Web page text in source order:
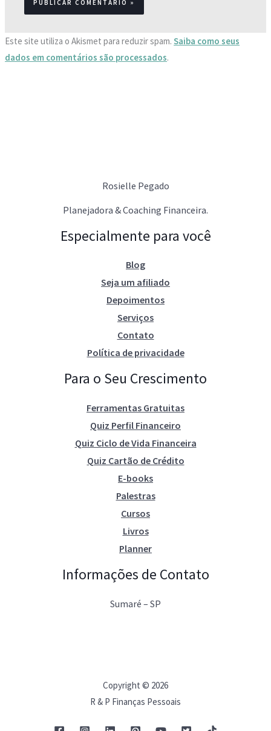
Este site utiliza o Akismet para reduzir spam.Saiba como seus
dados em comentários são processados.
Rosielle Pegado
Planejadora & Coaching Financeira.
Especialmente para você
Blog
Seja um afiliado
Depoimentos
Serviços
Contato
Política de privacidade
Para o Seu Crescimento
Ferramentas Gratuitas
Quiz Perfil Financeiro
Quiz Ciclo de Vida Financeira
Quiz Cartão de Crédito
E-books
Palestras
Cursos
Livros
Planner
Informações de Contato
Sumaré – SP
Copyright © 2026
R & P Finanças Pessoais